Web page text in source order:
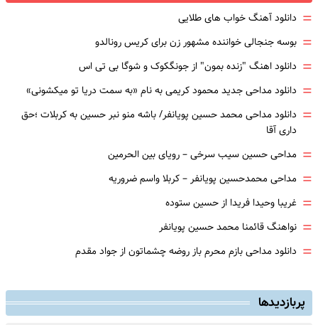
= دانلود آهنگ خواب های طلایی
= بوسه جنجالی خواننده مشهور زن برای کریس رونالدو
= دانلود اهنگ "زنده بمون" از جونگکوک و شوگا بی تی اس
= دانلود مداحی جدید محمود کریمی به نام «به سمت دریا تو میکشونی»
= دانلود مداحی محمد حسین پویانفر/ باشه منو نبر حسین به کربلات ؛حق
داری آقا
= مداحی حسین سیب سرخی – رویای بین الحرمین
= مداحی محمدحسین پویانفر – کربلا واسم ضروریه
= غریبا وحیدا فریدا از حسین ستوده
= نواهنگ قائمنا محمد حسین پویانفر
= دانلود مداحی بازم محرم باز روضه چشماتون از جواد مقدم
پربازدیدها